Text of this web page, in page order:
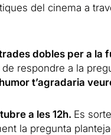
del cinema a
dobles per a la
de respondre a la
t’agradaria
a les 12h. Es
la pregunta